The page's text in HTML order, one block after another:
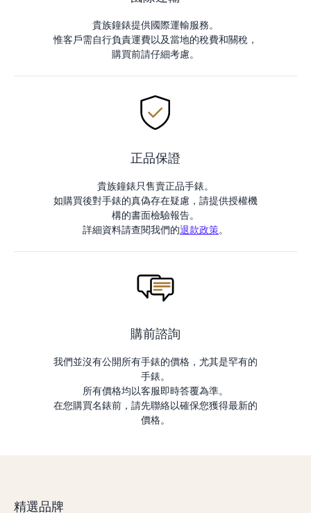
貴族鐘錶提供國際運輸服務。
惟客戶需自行負責運費以及當地的稅費和關稅，
購買前請仔細考慮。
正品保證
貴族鐘錶只售賣正品手錶。
如購買後對手錶的真偽存在疑慮，請提供授權機
構的書面檢驗報告。
詳細資料請查閱我們的退款政策。
購前諮詢
我們並沒有公開所有手錶的價格，尤其是罕有的
手錶。
所有價格均以客服即時答覆為準。
在您購買名錶前，請先聯絡以確保您獲得最新的
價格。
精選品牌